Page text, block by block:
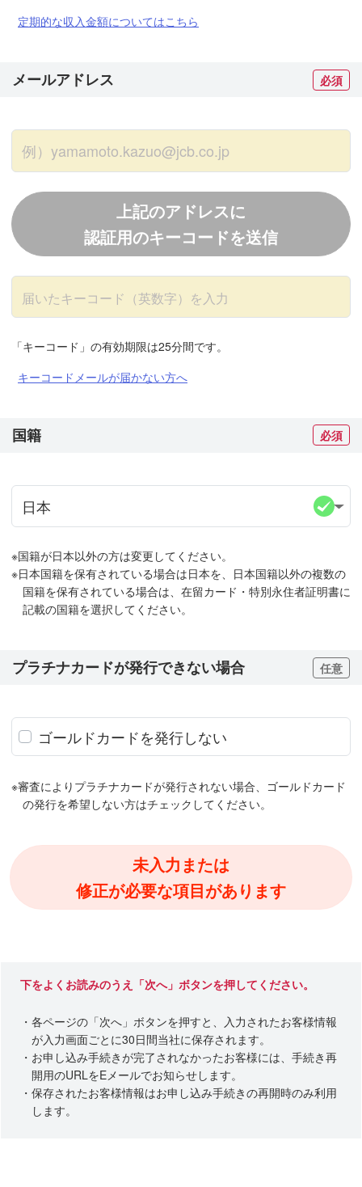
定期的な収入金額についてはこちら
メールアドレス 必須
上記のアドレスに
認証用のキーコードを送信
「キーコード」の有効期限は25分間です。
キーコードメールが届かない方へ
国籍 必須
※国籍が日本以外の方は変更してください。
※日本国籍を保有されている場合は日本を、日本国籍以外の複数の
国籍を保有されている場合は、在留カード・特別永住者証明書に
記載の国籍を選択してください。
プラチナカードが発行できない場合 任意
ゴールドカードを発行しない
※審査によりプラチナカードが発行されない場合、ゴールドカード
の発行を希望しない方はチェックしてください。
未入力または
修正が必要な項目があります
下をよくお読みのうえ「次へ」ボタンを押してください。
・各ページの「次へ」ボタンを押すと、入力されたお客様情報
が入力画面ごとに30日間当社に保存されます。
・お申し込み手続きが完了されなかったお客様には、手続き再
開用のURLをEメールでお知らせします。
・保存されたお客様情報はお申し込み手続きの再開時のみ利用
します。